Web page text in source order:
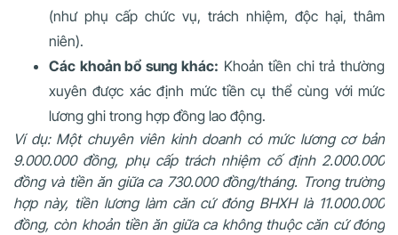
(như phụ cấp chức vụ, trách nhiệm, độc hại, thâm
niên).
Các khoản bổ sung khác: Khoản tiền chi trả thường
xuyên được xác định mức tiền cụ thể cùng với mức
lương ghi trong hợp đồng lao động.
Ví dụ: Một chuyên viên kinh doanh có mức lương cơ bản
9.000.000 đồng, phụ cấp trách nhiệm cố định 2.000.000
đồng và tiền ăn giữa ca 730.000 đồng/tháng. Trong trường
hợp này, tiền lương làm căn cứ đóng BHXH là 11.000.000
đồng, còn khoản tiền ăn giữa ca không thuộc căn cứ đóng